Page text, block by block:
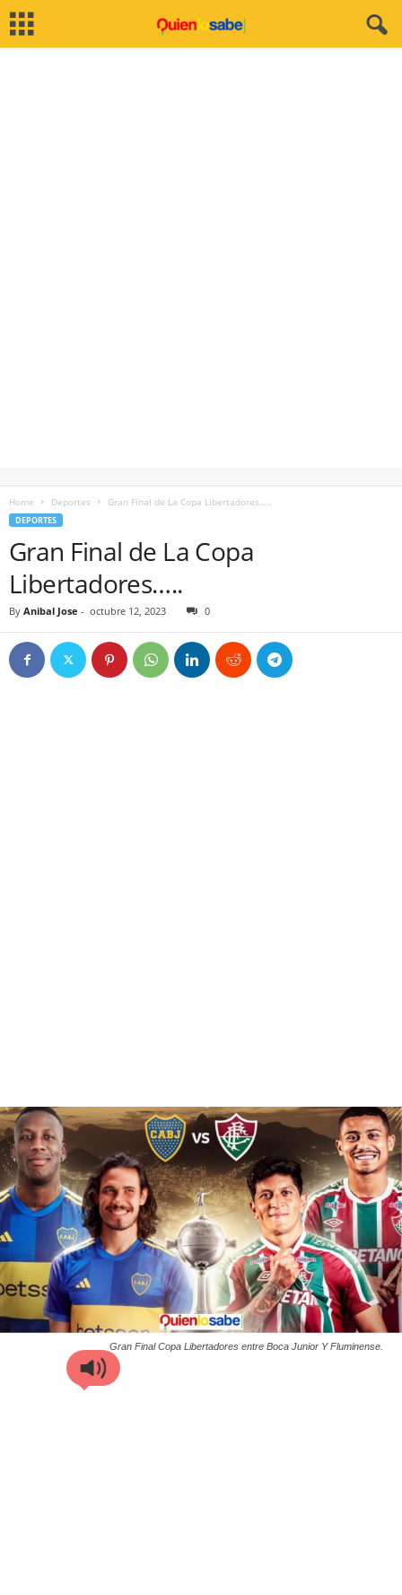
Home Deportes Gran Final de La Copa Libertadores…..
DEPORTES
Gran Final de La Copa
Libertadores…..
By Anibal Jose - octubre 12, 2023 0
Gran Final Copa Libertadores entre Boca Junior Y Fluminense.